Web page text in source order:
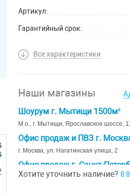
Артикул:
Гарантийный срок:
Все характеристики
Наши магазины
Шоурум г. Мытищи 1500м²
М.о., г. Мытищи, Ярославское шоссе,
Офис продаж и ПВЗ г.
г. Москва, ул. Нагатинская улица, 2
Офис продаж г. Санкт-
г. Санкт-Петербург, ул. Ивана Черных
Хотите уточнить наличие? 8